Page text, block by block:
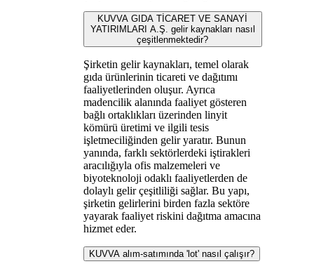
KUVVA GIDA TİCARET VE SANAYİ
YATIRIMLARI A.Ş. gelir kaynakları nasıl
çeşitlenmektedir?
Şirketin gelir kaynakları, temel olarak
gıda ürünlerinin ticareti ve dağıtımı
faaliyetlerinden oluşur. Ayrıca
madencilik alanında faaliyet gösteren
bağlı ortaklıkları üzerinden linyit
kömürü üretimi ve ilgili tesis
işletmeciliğinden gelir yaratır. Bunun
yanında, farklı sektörlerdeki iştirakleri
aracılığıyla ofis malzemeleri ve
biyoteknoloji odaklı faaliyetlerden de
dolaylı gelir çeşitliliği sağlar. Bu yapı,
şirketin gelirlerini birden fazla sektöre
yayarak faaliyet riskini dağıtma amacına
hizmet eder.
KUVVA alım-satımında 'lot' nasıl çalışır?